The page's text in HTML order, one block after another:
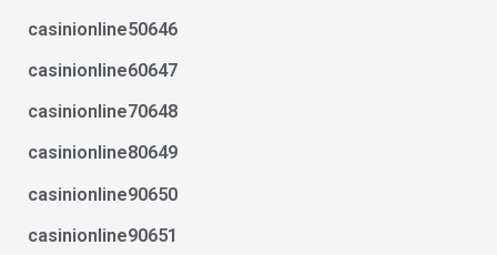
casinionline50646
casinionline60647
casinionline70648
casinionline80649
casinionline90650
casinionline90651